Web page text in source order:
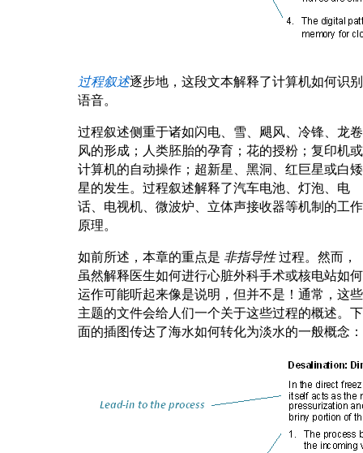
过程叙述逐步地，这段文本解释了计算机如何识别
语音。
过程叙述侧重于诸如闪电、雪、飓风、冷锋、龙卷
风的形成；人类胚胎的孕育；花的授粉；复印机或
计算机的自动操作；超新星、黑洞、红巨星或白矮
星的发生。过程叙述解释了汽车电池、灯泡、电
话、电视机、微波炉、立体声接收器等机制的工作
原理。
如前所述，本章的重点是 非指导性过程。然而，
虽然解释医生如何进行心脏外科手术或核电站如何
运作可能听起来像是说明，但并不是！通常，这些
主题的文件会给人们一个关于这些过程的概述。下
面的插图传达了海水如何转化为淡水的一般概念：